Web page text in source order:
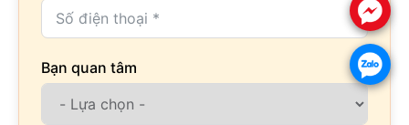
Bạn quan tâm
.
.